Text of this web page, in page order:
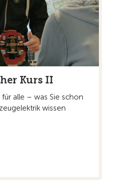
Kurs II
alle – was Sie schon
wissen